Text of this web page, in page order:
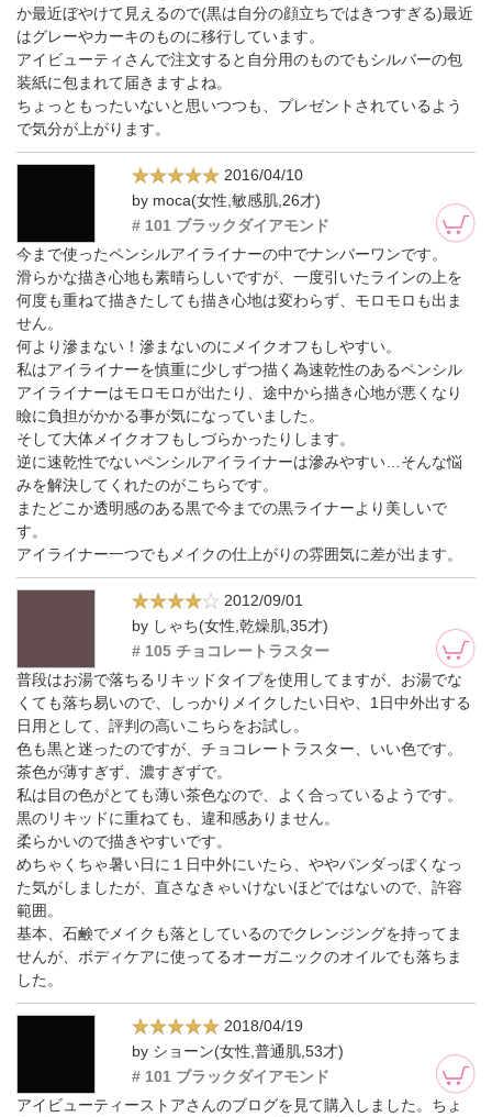
か最近ぼやけて見えるので(黒は自分の顔立ちではきつすぎる)最近
はグレーやカーキのものに移行しています。
アイビューティさんで注文すると自分用のものでもシルバーの包
装紙に包まれて届きますよね。
ちょっともったいないと思いつつも、プレゼントされているよう
で気分が上がります。
2016/04/10
by moca(女性,敏感肌,26才)
# 101 ブラックダイアモンド
今まで使ったペンシルアイライナーの中でナンバーワンです。
滑らかな描き心地も素晴らしいですが、一度引いたラインの上を
何度も重ねて描きたしても描き心地は変わらず、モロモロも出ま
せん。
何より滲まない！滲まないのにメイクオフもしやすい。
私はアイライナーを慎重に少しずつ描く為速乾性のあるペンシル
アイライナーはモロモロが出たり、途中から描き心地が悪くなり
瞼に負担がかかる事が気になっていました。
そして大体メイクオフもしづらかったりします。
逆に速乾性でないペンシルアイライナーは滲みやすい…そんな悩
みを解決してくれたのがこちらです。
またどこか透明感のある黒で今までの黒ライナーより美しいで
す。
アイライナー一つでもメイクの仕上がりの雰囲気に差が出ます。
2012/09/01
by しゃち(女性,乾燥肌,35才)
# 105 チョコレートラスター
普段はお湯で落ちるリキッドタイプを使用してますが、お湯でな
くても落ち易いので、しっかりメイクしたい日や、1日中外出する
日用として、評判の高いこちらをお試し。
色も黒と迷ったのですが、チョコレートラスター、いい色です。
茶色が薄すぎず、濃すぎずで。
私は目の色がとても薄い茶色なので、よく合っているようです。
黒のリキッドに重ねても、違和感ありません。
柔らかいので描きやすいです。
めちゃくちゃ暑い日に１日中外にいたら、ややパンダっぽくなっ
た気がしましたが、直さなきゃいけないほどではないので、許容
範囲。
基本、石鹸でメイクも落としているのでクレンジングを持ってま
せんが、ボディケアに使ってるオーガニックのオイルでも落ちま
した。
2018/04/19
by ショーン(女性,普通肌,53才)
# 101 ブラックダイアモンド
アイビューティーストアさんのブログを見て購入しました。ちょ